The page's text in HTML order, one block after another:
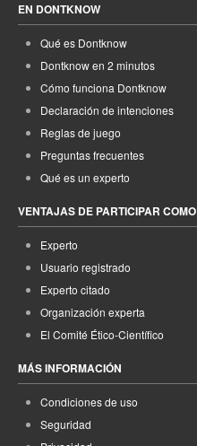
EN DONTKNOW
Qué es Dontknow
Dontknow en 2 minutos
Cómo funciona Dontknow
Declaración de intenciones
Reglas de juego
Preguntas frecuentes
Qué es un experto
VENTAJAS DE PARTICIPAR COMO
Experto
Usuario registrado
Experto citado
Organización experta
El Comité Ético-Científico
MÁS INFORMACIÓN
Condiciones de uso
Seguridad